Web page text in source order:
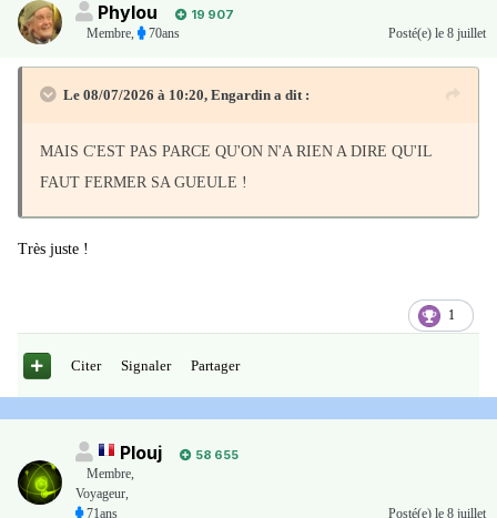
Phylou
19 907
Membre, 70ans Posté(e) le 8 juillet
Le 08/07/2026 à 10:20, Engardin a dit :
MAIS C'EST PAS PARCE QU'ON N'A RIEN A DIRE QU'IL
FAUT FERMER SA GUEULE !
Très juste !
1
Citer Signaler Partager
Plouj
58 655
Membre,
Voyageur,
71ans
Posté(e) le 8 juillet